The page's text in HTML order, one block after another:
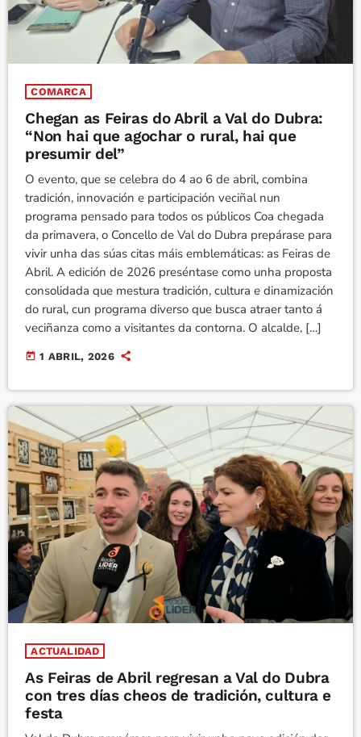
COMARCA
Chegan as Feiras do Abril a Val do Dubra:
“Non hai que agochar o rural, hai que
presumir del”
O evento, que se celebra do 4 ao 6 de abril, combina
tradición, innovación e participación veciñal nun
programa pensado para todos os públicos Coa chegada
da primavera, o Concello de Val do Dubra prepárase para
vivir unha das súas citas máis emblemáticas: as Feiras de
Abril. A edición de 2026 preséntase como unha proposta
consolidada que mestura tradición, cultura e dinamización
do rural, cun programa diverso que busca atraer tanto á
veciñanza como a visitantes da contorna. O alcalde, […]
today 1 ABRIL, 2026
ACTUALIDAD
As Feiras de Abril regresan a Val do Dubra
con tres días cheos de tradición, cultura e
festa